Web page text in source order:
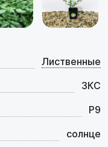
Лиственные
ЗКС
P9
солнце